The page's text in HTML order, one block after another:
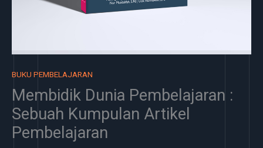
BUKU PEMBELAJARAN
Membidik Dunia Pembelajaran :
Sebuah Kumpulan Artikel
Pembelajaran